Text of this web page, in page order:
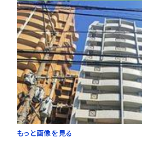
もっと画像を見る